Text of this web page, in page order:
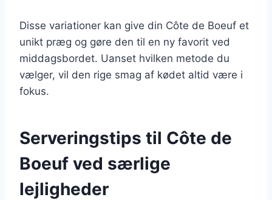
Disse variationer kan give din Côte de Boeuf et
unikt præg og gøre den til en ny favorit ved
middagsbordet. Uanset hvilken metode du
vælger, vil den rige smag af kødet altid være i
fokus.
Serveringstips til Côte de
Boeuf ved særlige
lejligheder